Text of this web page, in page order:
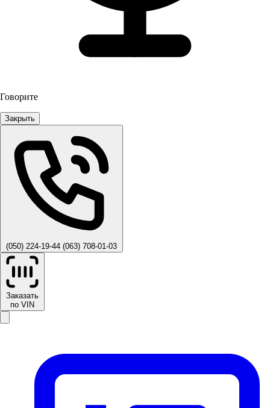
Говорите
Закрыть
(050) 224-19-44 (063) 708-01-03
Заказать
по VIN